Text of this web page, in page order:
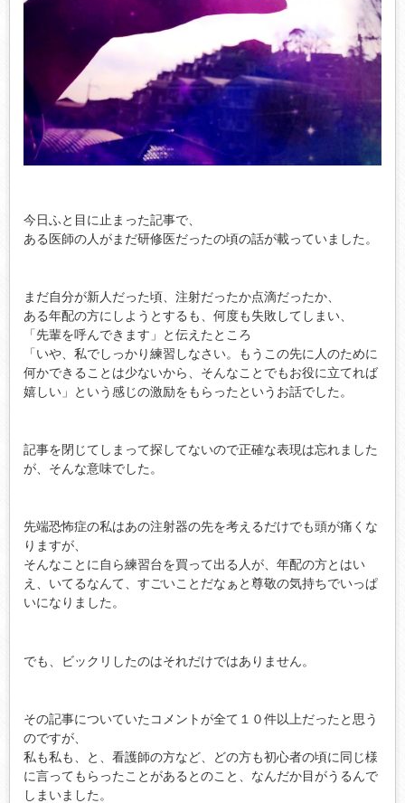
今日ふと目に止まった記事で、
ある医師の人がまだ研修医だったの頃の話が載っていました。
まだ自分が新人だった頃、注射だったか点滴だったか、
ある年配の方にしようとするも、何度も失敗してしまい、
「先輩を呼んできます」と伝えたところ
「いや、私でしっかり練習しなさい。もうこの先に人のために
何かできることは少ないから、そんなことでもお役に立てれば
嬉しい」という感じの激励をもらったというお話でした。
記事を閉じてしまって探してないので正確な表現は忘れました
が、そんな意味でした。
先端恐怖症の私はあの注射器の先を考えるだけでも頭が痛くな
りますが、
そんなことに自ら練習台を買って出る人が、年配の方とはい
え、いてるなんて、すごいことだなぁと尊敬の気持ちでいっぱ
いになりました。
でも、ビックリしたのはそれだけではありません。
その記事についていたコメントが全て１０件以上だったと思う
のですが、
私も私も、と、看護師の方など、どの方も初心者の頃に同じ様
に言ってもらったことがあるとのこと、なんだか目がうるんで
しまいました。